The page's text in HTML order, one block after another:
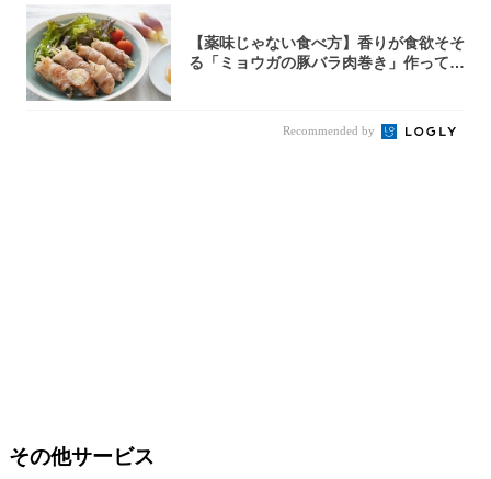
【薬味じゃない食べ方】香りが食欲そそ
る「ミョウガの豚バラ肉巻き」作ってみ
Recommended by
その他サービス